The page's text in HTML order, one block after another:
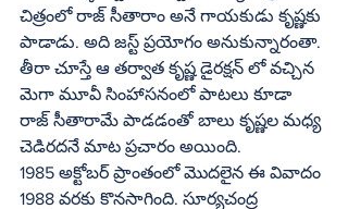
చిత్రంలో రాజ్‌ సీతారాం అనే గాయకుడు కృష్ణకు
పాడాడు. అది జస్ట్‌ ప్రయోగం అనుకున్నారంతా.
తీరా చూస్తే ఆ తర్వాత కృష్ణ డైరక్షన్‌ లో వచ్చిన
మెగా మూవీ సింహాసనంలో పాటలు కూడా
రాజ్‌ సీతారామే పాడడంతో బాలు కృష్ణల మధ్య
చెడిరదనే మాట ప్రచారం అయింది.
1985 అక్టోబర్‌ ప్రాంతంలో మొదలైన ఈ వివాదం
1988 వరకు కొనసాగింది. సూర్యచంద్ర